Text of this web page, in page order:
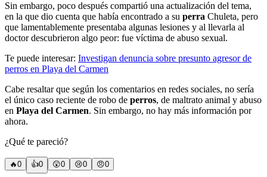
Sin embargo, poco después compartió una actualización del tema,
en la que dio cuenta que había encontrado a su perra Chuleta, pero
que lamentablemente presentaba algunas lesiones y al llevarla al
doctor descubrieron algo peor: fue víctima de abuso sexual.
Te puede interesar: Investigan denuncia sobre presunto agresor de
perros en Playa del Carmen
Cabe resaltar que según los comentarios en redes sociales, no sería
el único caso reciente de robo de perros, de maltrato animal y abuso
en Playa del Carmen. Sin embargo, no hay más información por
ahora.
¿Qué te pareció?
🔥0 👍0 😲0 😢0 😠0